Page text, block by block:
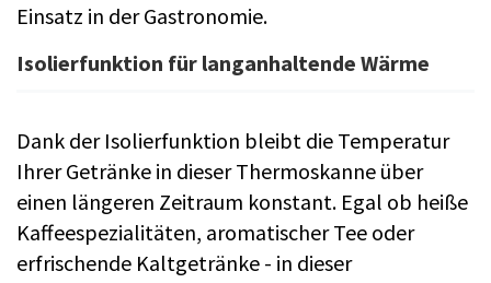
Einsatz in der Gastronomie.
Isolierfunktion für langanhaltende Wärme
Dank der Isolierfunktion bleibt die Temperatur
Ihrer Getränke in dieser Thermoskanne über
einen längeren Zeitraum konstant. Egal ob heiße
Kaffeespezialitäten, aromatischer Tee oder
erfrischende Kaltgetränke - in dieser